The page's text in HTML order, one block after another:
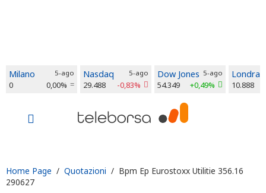
Milano 5-ago
0 0,00%
Nasdaq 5-ago
29.488 -0,83%
Dow Jones 5-ago
54.349 +0,49%
Londra
10.888
Home Page / Quotazioni / Bpm Ep Eurostoxx Utilitie 356.16
290627